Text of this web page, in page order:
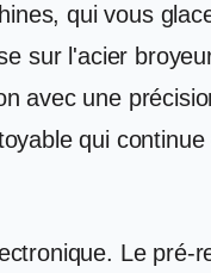
qui vous
sur l'acier
avec une
qui
Le pré-